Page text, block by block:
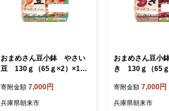
おまめさん豆小鉢 やさい
豆 130ｇ（65ｇ×2）×12
寄附金額 7,000円
兵庫県朝来市
おまめさん豆小
き 130ｇ（65
寄附金額 7,000円
兵庫県朝来市